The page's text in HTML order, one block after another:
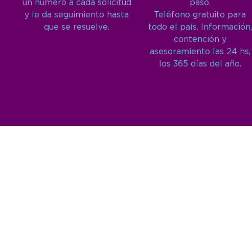
un número a cada solicitud
y le da seguimiento hasta
que se resuelve.
paso.
Teléfono gratuito para
todo el país. Información,
contención y
asesoramiento las 24 hs,
los 365 días del año.